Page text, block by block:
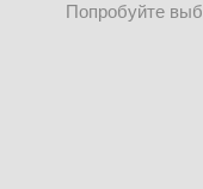
Попробуйте